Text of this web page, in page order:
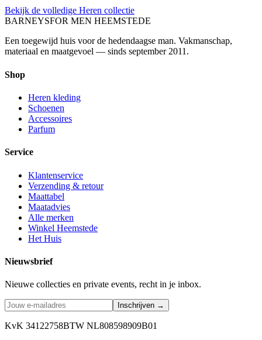
Bekijk de volledige Heren collectie
BARNEYSFOR MEN HEEMSTEDE
Een toegewijd huis voor de hedendaagse man. Vakmanschap,
materiaal en maatgevoel — sinds september 2011.
Shop
Heren kleding
Schoenen
Accessoires
Parfum
Service
Klantenservice
Verzending & retour
Maattabel
Maatadvies
Alle merken
Winkel Heemstede
Het Huis
Nieuwsbrief
Nieuwe collecties en private events, recht in je inbox.
Inschrijven →
KvK 34122758BTW NL808598909B01